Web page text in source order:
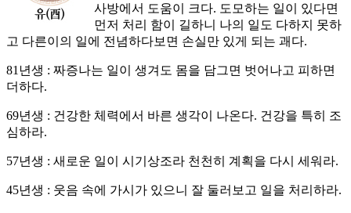
사방에서 도움이 크다. 도모하는 일이 있다면
먼저 처리 함이 길하니 나의 일도 다하지 못하
고 다른이의 일에 전념하다보면 손실만 있게 되는 괘다.
81년생 : 짜증나는 일이 생겨도 몸을 담그면 벗어나고 피하면
더하다.
69년생 : 건강한 체력에서 바른 생각이 나온다. 건강을 특히 조
심하라.
57년생 : 새로운 일이 시기상조라 천천히 계획을 다시 세워라.
45년생 : 웃음 속에 가시가 있으니 잘 둘러보고 일을 처리하라.